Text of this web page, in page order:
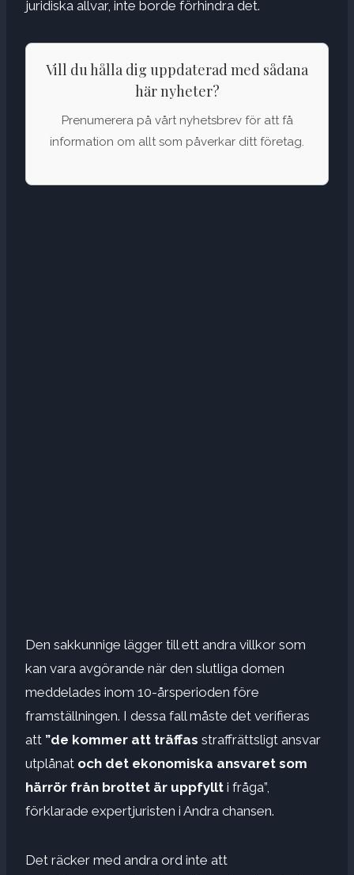
juridiska allvar, inte borde förhindra det.
Vill du hålla dig uppdaterad med sådana
här nyheter?
Prenumerera på vårt nyhetsbrev för att få
information om allt som påverkar ditt företag.
Den sakkunnige lägger till ett andra villkor som
kan vara avgörande när den slutliga domen
meddelades inom 10-årsperioden före
framställningen. I dessa fall måste det verifieras
att ”de kommer att träffas straffrättsligt ansvar
utplånat och det ekonomiska ansvaret som
härrör från brottet är uppfyllt i fråga”,
förklarade expertjuristen i Andra chansen.
Det räcker med andra ord inte att